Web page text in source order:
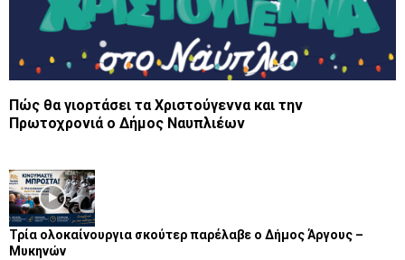
Πώς θα γιορτάσει τα Χριστούγεννα και την
Πρωτοχρονιά ο Δήμος Ναυπλιέων
Τρία ολοκαίνουργια σκούτερ παρέλαβε o Δήμος Άργους –
Μυκηνών